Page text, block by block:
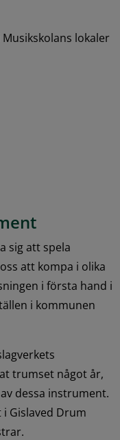
lokaler
sig att spela
att kompa i olika
i första hand i
i kommunen
trumset något år,
dessa instrument.
Gislaved Drum